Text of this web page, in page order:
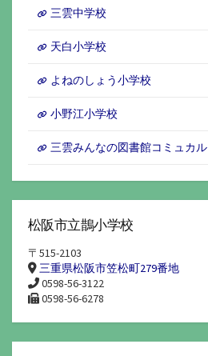
三雲中学校
天白小学校
よねのしょう小学校
小野江小学校
三雲みんなの図書館コミュカル
松阪市立鵲小学校
〒515-2103
三重県松阪市笠松町279番地
0598-56-3122
0598-56-6278